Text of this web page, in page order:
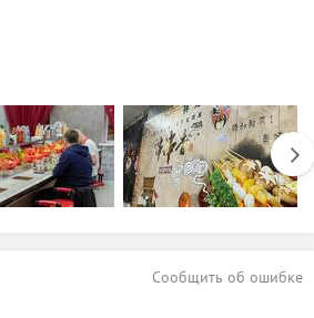
Сообщить об ошибке